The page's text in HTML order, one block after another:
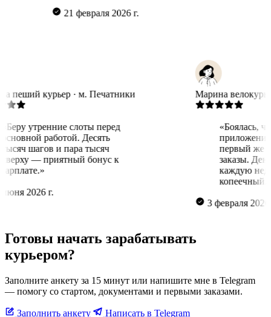
21 февраля 2026 г.
Татьяна пеший курьер · м. Печатники
«Беру утренние слоты перед
основной работой. Десять
тысяч шагов и пара тысяч
сверху — приятный бонус к
зарплате.»
16 июня 2026 г.
Марина
3
Готовы начать зарабатывать
курьером?
Заполните анкету за 15 минут или напишите мне в Telegram
— помогу со стартом, документами и первыми заказами.
Заполнить анкету
Написать в Telegram